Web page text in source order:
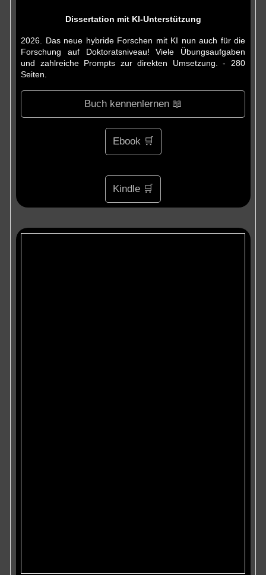
Dissertation mit KI-Unterstützung
2026. Das neue hybride Forschen mit KI nun auch für die
Forschung auf Doktoratsniveau! Viele Übungsaufgaben
und zahlreiche Prompts zur direkten Umsetzung. - 280
Seiten.
Buch kennenlernen 📖
Ebook 🛒
Kindle 🛒